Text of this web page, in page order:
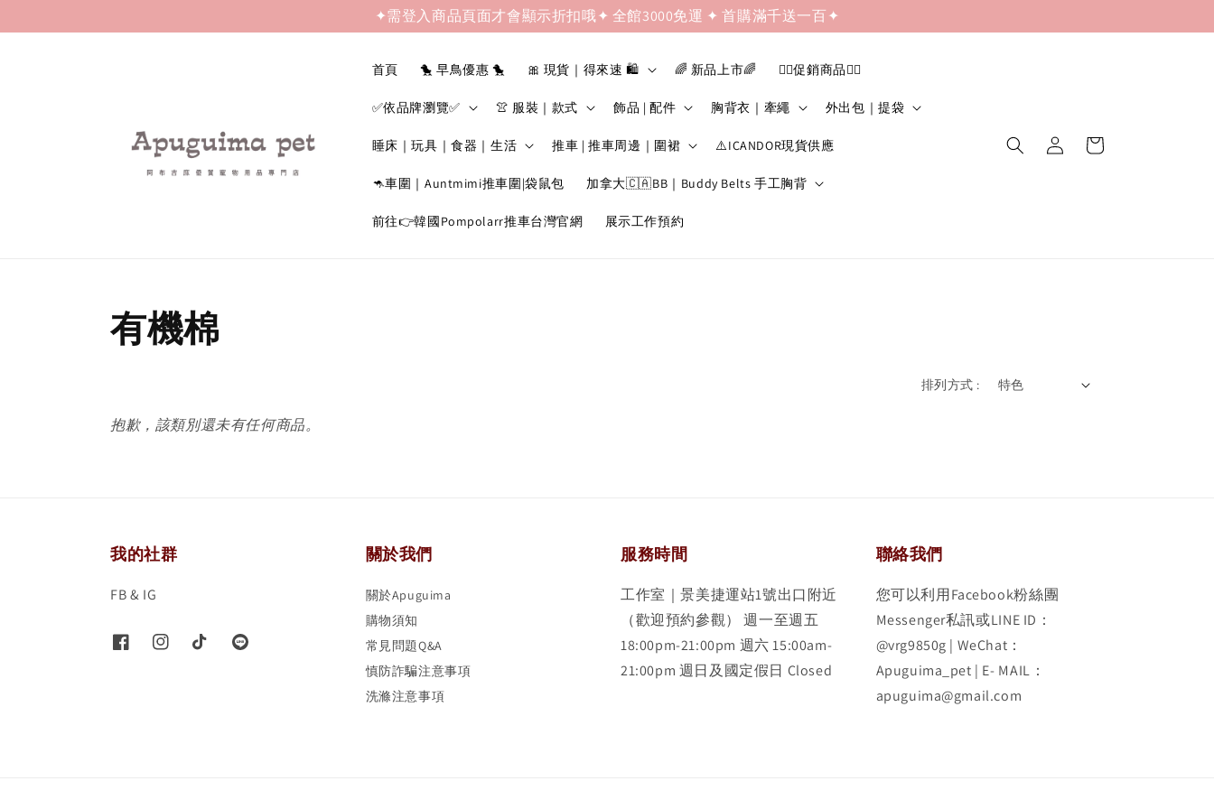
✦需登入商品頁面才會顯示折扣哦✦ 全館3000免運 ✦ 首購滿千送一百✦
首頁 🐤 早鳥優惠 🐤 🎀 現貨｜得來速 🛍️ 🌈 新品上市🌈 ❤️‍🔥促銷商品❤️‍🔥
✅依品牌瀏覽✅ 👚 服裝｜款式 飾品 | 配件 胸背衣｜牽繩 外出包｜提袋
睡床｜玩具｜食器｜生活 推車 | 推車周邊｜圍裙 ⚠️ICANDOR現貨供應
🦘車圍｜Auntmimi推車圍|袋鼠包 加拿大🇨🇦BB｜Buddy Belts 手工胸背
前往👉韓國Pompolarr推車台灣官網 展示工作預約
有機棉
排列方式 :
抱歉，該類別還未有任何商品。
我的社群
FB & IG
關於我們
關於Apuguima
購物須知
常見問題Q&A
慎防詐騙注意事項
洗滌注意事項
服務時間
工作室｜景美捷運站1號出口附近
（歡迎預約參觀） 週一至週五
18:00pm-21:00pm 週六 15:00am-
21:00pm 週日及國定假日 Closed
聯絡我們
您可以利用Facebook粉絲團
Messenger私訊或LINE ID：
@vrg9850g | WeChat：
Apuguima_pet | E- MAIL：
apuguima@gmail.com